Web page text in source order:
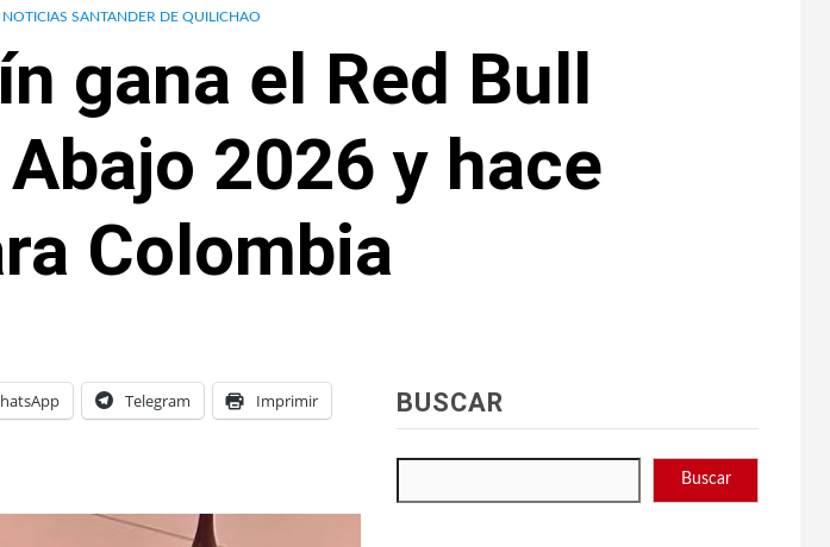
NOTICIAS SANTANDER DE QUILICHAO
gana el Red Bull
2026 y hace
Colombia
Telegram Imprimir BUSCAR
Buscar